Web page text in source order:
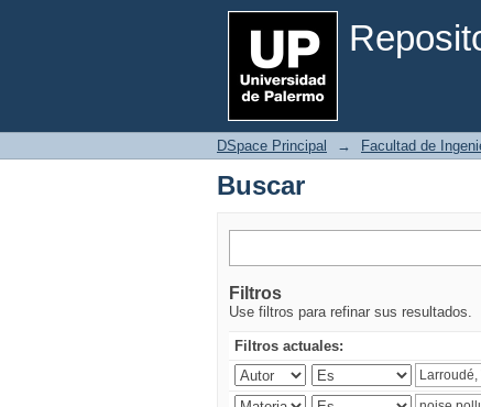
Buscar
DSpace Principal → Facultad de
Buscar
Filtros
Use filtros para refinar sus resultados.
Filtros actuales: